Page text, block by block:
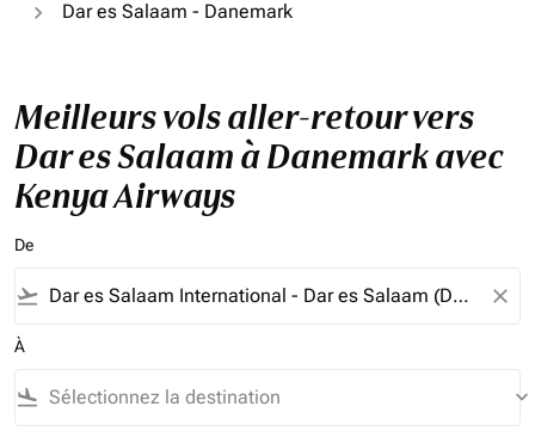
Dar es Salaam - Danemark
Meilleurs vols aller-retour vers
Dar es Salaam à Danemark avec
Kenya Airways
De
flight_takeoff close
À
flight_land keyboard_arrow_down